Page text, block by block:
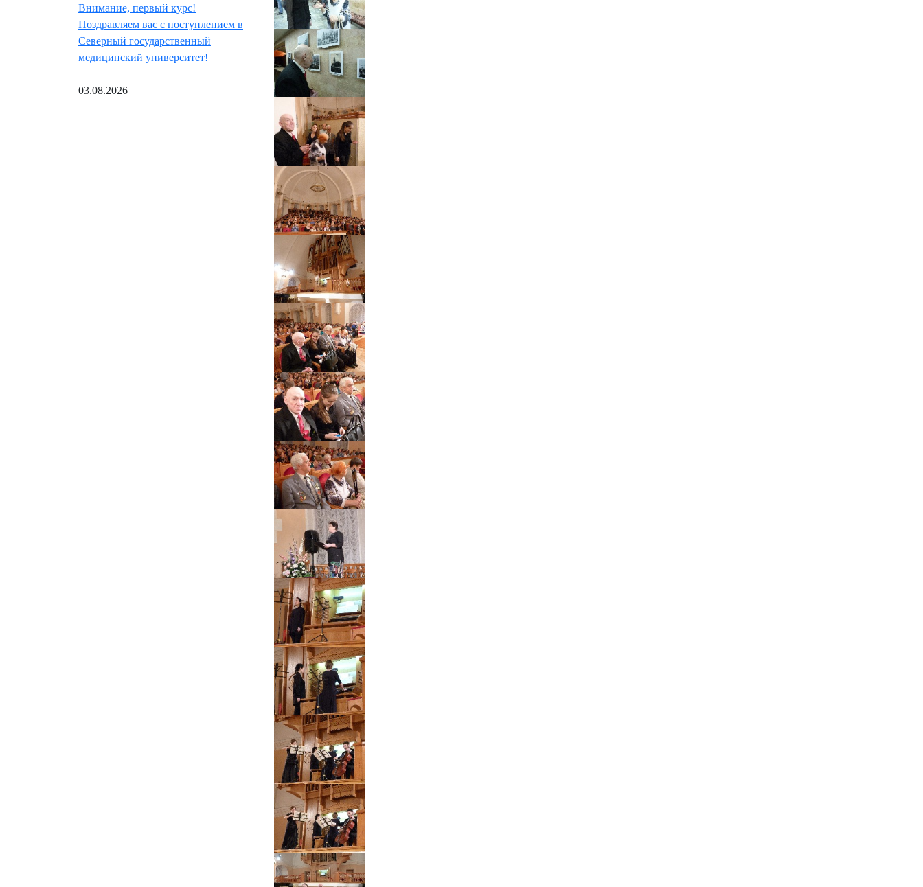
Внимание, первый курс!
Поздравляем вас с поступлением в
Северный государственный
медицинский университет!
03.08.2026